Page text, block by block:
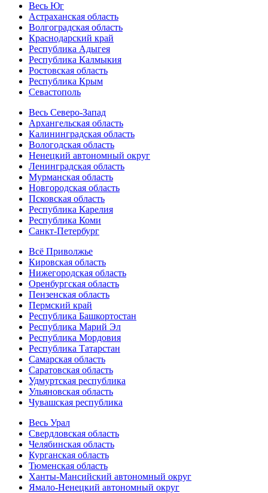
Весь Юг
Астраханская область
Волгоградская область
Краснодарский край
Республика Адыгея
Республика Калмыкия
Ростовская область
Республика Крым
Севастополь
Весь Северо-Запад
Архангельская область
Калининградская область
Вологодская область
Ненецкий автономный округ
Ленинградская область
Мурманская область
Новгородская область
Псковская область
Республика Карелия
Республика Коми
Санкт-Петербург
Всё Приволжье
Кировская область
Нижегородская область
Оренбургская область
Пензенская область
Пермский край
Республика Башкортостан
Республика Марий Эл
Республика Мордовия
Республика Татарстан
Самарская область
Саратовская область
Удмуртская республика
Ульяновская область
Чувашская республика
Весь Урал
Свердловская область
Челябинская область
Курганская область
Тюменская область
Ханты-Мансийский автономный округ
Ямало-Ненецкий автономный округ